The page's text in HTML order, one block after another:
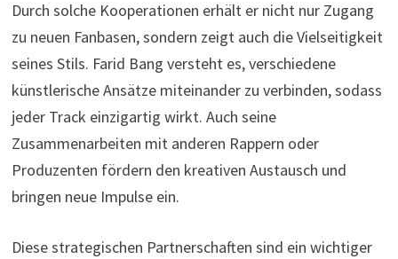
Durch solche Kooperationen erhält er nicht nur Zugang
zu neuen Fanbasen, sondern zeigt auch die Vielseitigkeit
seines Stils. Farid Bang versteht es, verschiedene
künstlerische Ansätze miteinander zu verbinden, sodass
jeder Track einzigartig wirkt. Auch seine
Zusammenarbeiten mit anderen Rappern oder
Produzenten fördern den kreativen Austausch und
bringen neue Impulse ein.
Diese strategischen Partnerschaften sind ein wichtiger